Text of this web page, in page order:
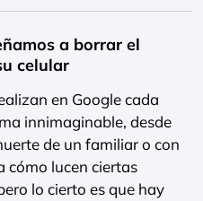
a borrar el
celular
en Google cada
innimaginable, desde
de un familiar o con
cómo lucen ciertas
lo cierto es que hay